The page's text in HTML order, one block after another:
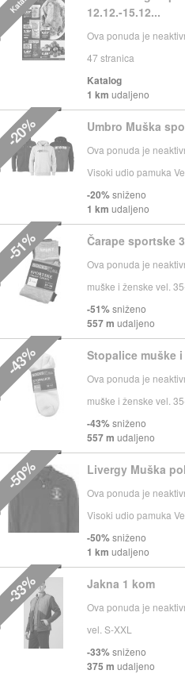
12.12.-15.12...
Ova ponuda je
47 stranica
Katalog
1 km udaljeno
Umbro Muška
Ova ponuda je
Visoki udio pamuka
-20%sniženo
1 km udaljeno
-20%
Čarape sportske
Ova ponuda je
muške i ženske vel.
-51%sniženo
557 m udaljeno
-51%
Stopalice muške
Ova ponuda je
muške i ženske vel.
-43%sniženo
557 m udaljeno
-43%
Livergy Muška
Ova ponuda je
Visoki udio pamuka
-50%sniženo
1 km udaljeno
-50%
Jakna 1 kom
Ova ponuda je
vel. S-XXL
-33%sniženo
375 m udaljeno
-33%